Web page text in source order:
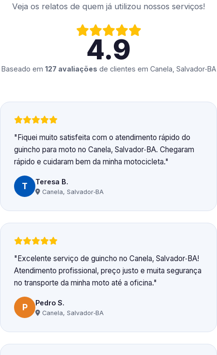
Veja os relatos de quem já utilizou nossos serviços!
4.9
Baseado em 127 avaliações de clientes em Canela, Salvador‑BA
Fiquei muito satisfeita com o atendimento rápido do
guincho para moto no Canela, Salvador‑BA. Chegaram
rápido e cuidaram bem da minha motocicleta.
T Teresa B.
Canela, Salvador‑BA
Excelente serviço de guincho no Canela, Salvador‑BA!
Atendimento profissional, preço justo e muita segurança
no transporte da minha moto até a oficina.
P Pedro S.
Canela, Salvador‑BA